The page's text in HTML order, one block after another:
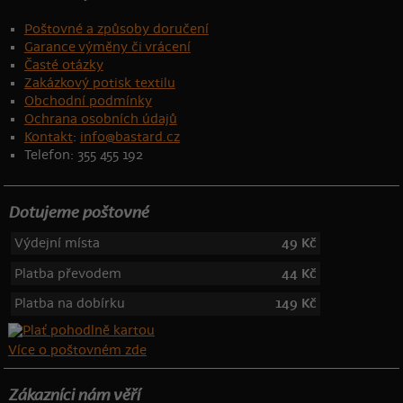
Poštovné a způsoby doručení
Garance výměny či vrácení
Časté otázky
Zakázkový potisk textilu
Obchodní podmínky
Ochrana osobních údajů
Kontakt: info@bastard.cz
Telefon: 355 455 192
Dotujeme poštovné
Výdejní místa
49 Kč
Platba převodem
44 Kč
Platba na dobírku
149 Kč
Více o poštovném zde
Zákazníci nám věří